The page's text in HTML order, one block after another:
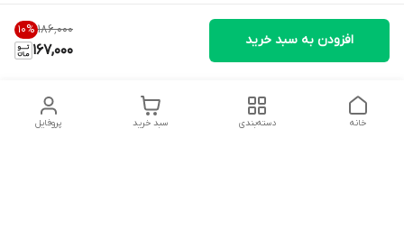
۱۸۶٬۰۰۰ 10%
167,000
افزودن به سبد خرید
پروفایل سبد خرید دسته‌بندی خانه